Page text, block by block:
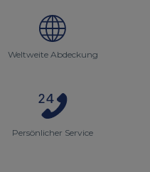
Weltweite Abdeckung
Persönlicher Service